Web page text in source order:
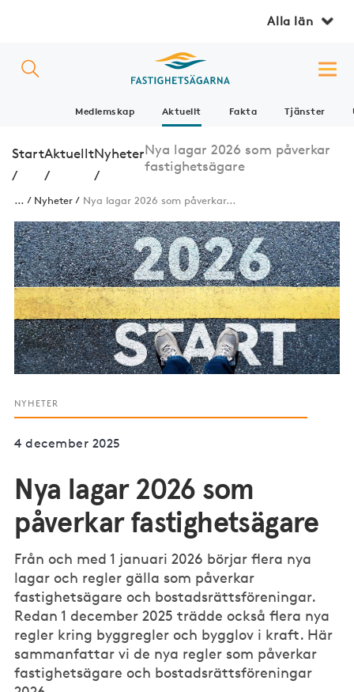
Alla län
Medlemskap Aktuellt Fakta Tjänster
Start
/
Aktuellt
/
Nyheter
/
Nya lagar 2026 som påverkar
fastighetsägare
... Nyheter Nya lagar 2026 som påverkar...
NYHETER
4 december 2025
Nya lagar 2026 som
påverkar fastighetsägare
Från och med 1 januari 2026 börjar flera nya
lagar och regler gälla som påverkar
fastighetsägare och bostadsrättsföreningar.
Redan 1 december 2025 trädde också flera nya
regler kring byggregler och bygglov i kraft. Här
sammanfattar vi de nya regler som påverkar
fastighetsägare och bostadsrättsföreningar